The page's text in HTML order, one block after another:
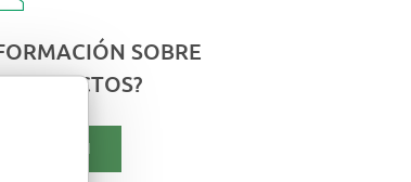
SOBRE